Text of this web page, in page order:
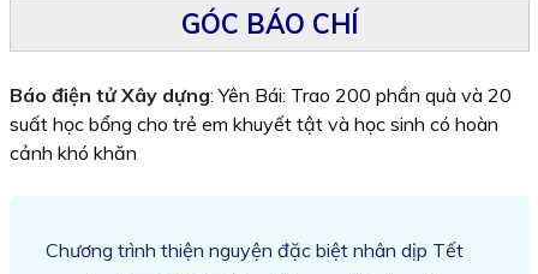
GÓC BÁO CHÍ
Báo điện tử Xây dựng:Yên Bái: Trao 200 phần quà và 20
suất học bổng cho trẻ em khuyết tật và học sinh có hoàn
cảnh khó khăn
Chương trình thiện nguyện đặc biệt nhân dịp Tết